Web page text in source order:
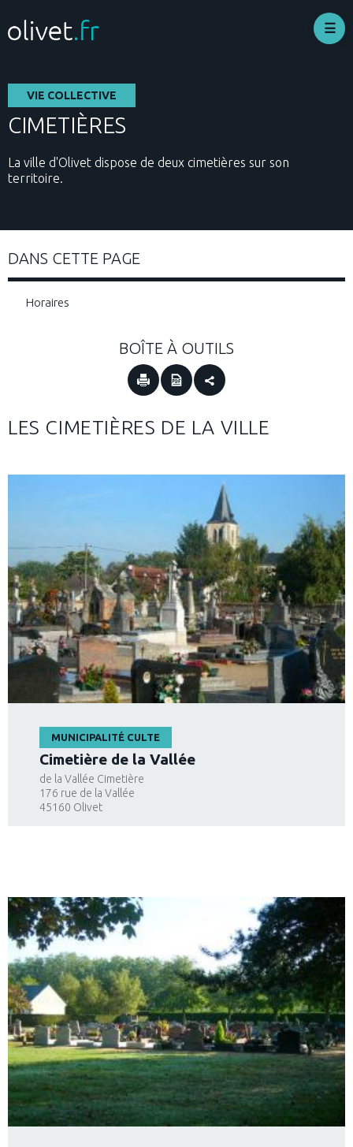
contenu
principal
VIE COLLECTIVE
CIMETIÈRES
La ville d'Olivet dispose de deux cimetières sur son
territoire.
DANS CETTE PAGE
Horaires
BOÎTE À OUTILS
LES CIMETIÈRES DE LA VILLE
MUNICIPALITÉ CULTE
Cimetière de la Vallée
de la Vallée Cimetière
176 rue de la Vallée
45160 Olivet